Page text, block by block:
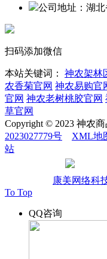
公司地址：湖
扫码添加微信
本站关键词： 神农架林
农香菊官网 神农易购官
官网 神农老树桃胶官网
草官网
Copyright © 2023 神农
2023027779号
XML地
站
康美网络科
To Top
QQ咨询